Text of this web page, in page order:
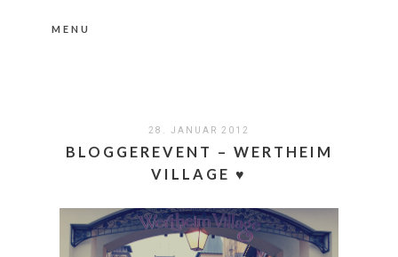
MENU
28. JANUAR 2012
BLOGGEREVENT – WERTHEIM
VILLAGE ♥